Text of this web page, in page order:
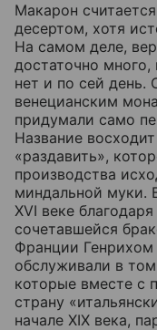
Макарон
десертом, хотя
На самом деле,
достаточно много,
нет и по сей день.
венецианским
придумали само
Название
«раздавить»,
производства
миндальной муки.
XVI веке
сочетавшейся
Франции Генрихом
обслуживали в
которые вместе с
страну
начале XIX века,